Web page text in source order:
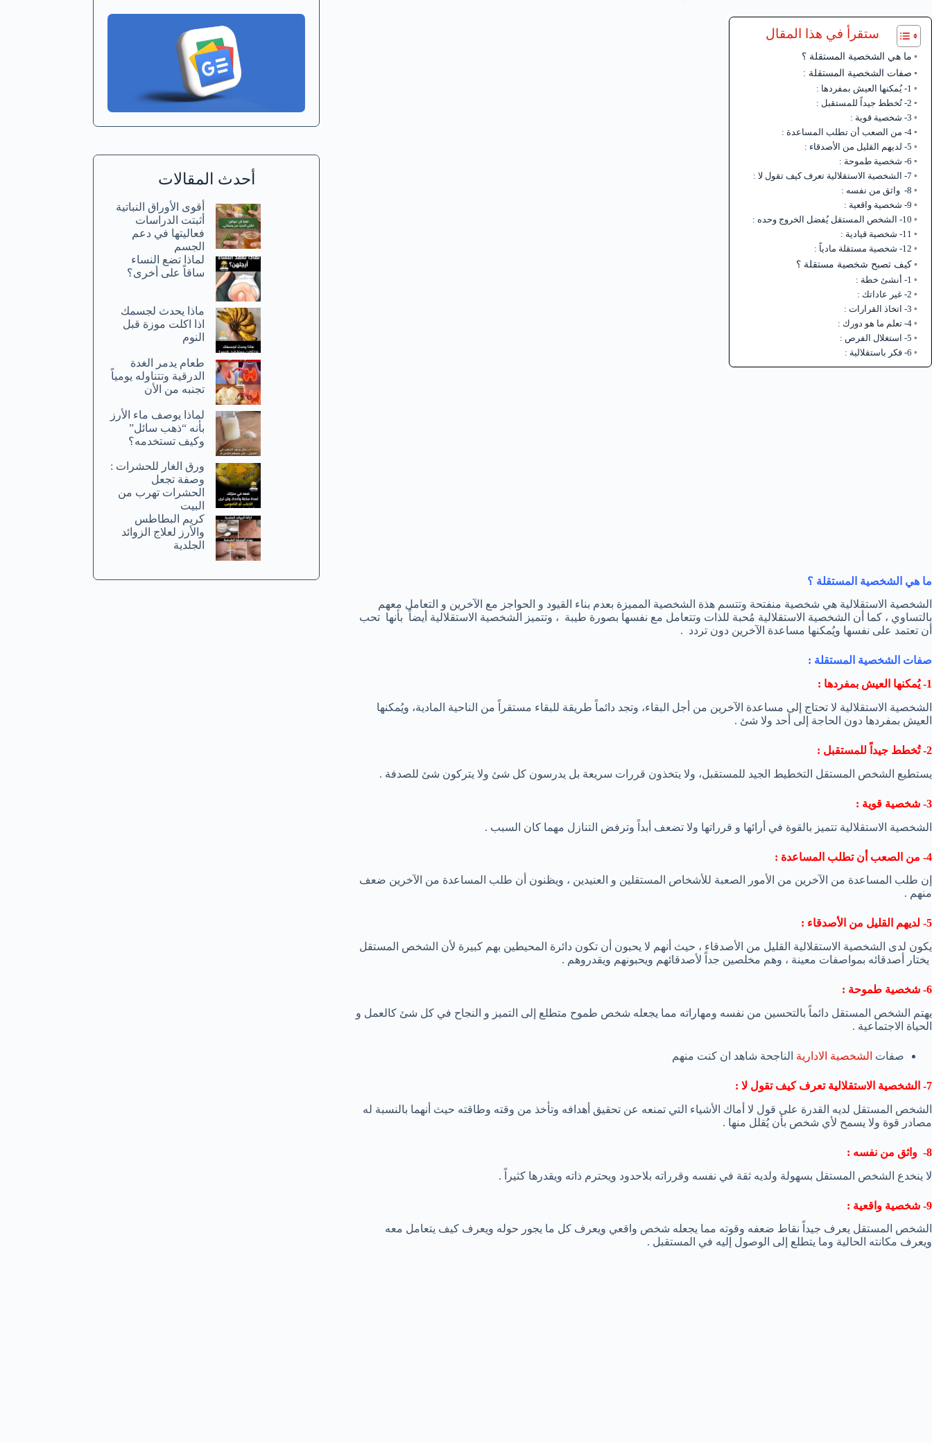
ستقرأ في هذا المقال
ما هي الشخصية المستقلة ؟
صفات الشخصية المستقلة :
1- يُمكنها العيش بمفردها :
2- تُخطط جيداً للمستقبل :
3- شخصية قوية :
4- من الصعب أن تطلب المساعدة :
5- لديهم القليل من الأصدقاء :
6- شخصية طموحة :
7- الشخصية الاستقلالية تعرف كيف تقول لا :
8- واثق من نفسه :
9- شخصية واقعية :
10- الشخص المستقل يُفضل الخروج وحده :
11- شخصية قيادية :
12- شخصية مستقلة مادياً :
كيف تصبح شخصية مستقلة ؟
1- أنشئ خطة :
2- غير عاداتك :
3- اتخاذ القرارات :
4- تعلم ما هو دورك :
5- استغلال الفرص :
6- فكر باستقلالية :
ما هي الشخصية المستقلة ؟
الشخصية الاستقلالية هي شخصية منفتحة وتتسم هذة الشخصية المميزة بعدم بناء القيود و الحواجز مع الآخرين و التعامل معهم
بالتساوي ، كما أن الشخصية الاستقلالية مُحبة للذات وتتعامل مع نفسها بصورة طيبة ، وتتميز الشخصية الاستقلالية أيضاً بأنها تحب
أن تعتمد على نفسها ويُمكنها مساعدة الآخرين دون تردد .
صفات الشخصية المستقلة :
1- يُمكنها العيش بمفردها :
الشخصية الاستقلالية لا تحتاج إلى مساعدة الآخرين من أجل البقاء، وتجد دائماً طريقة للبقاء مستقراً من الناحية المادية، ويُمكنها
العيش بمفردها دون الحاجة إلى أحد ولا شئ .
2- تُخطط جيداً للمستقبل :
يستطيع الشخص المستقل التخطيط الجيد للمستقبل، ولا يتخذون قررات سريعة بل يدرسون كل شئ ولا يتركون شئ للصدفة .
3- شخصية قوية :
الشخصية الاستقلالية تتميز بالقوة في أرائها و قرراتها ولا تضعف أبداً وترفض التنازل مهما كان السبب .
4- من الصعب أن تطلب المساعدة :
إن طلب المساعدة من الآخرين من الأمور الصعبة للأشخاص المستقلين و العنيدين ، ويظنون أن طلب المساعدة من الآخرين ضعف
منهم .
5- لديهم القليل من الأصدقاء :
يكون لدى الشخصية الاستقلالية القليل من الأصدقاء ، حيث أنهم لا يحبون أن تكون دائرة المحيطين بهم كبيرة لأن الشخص المستقل
يختار أصدقائه بمواصفات معينة ، وهم مخلصين جداً لأصدقائهم ويحبونهم ويقدروهم .
6- شخصية طموحة :
يهتم الشخص المستقل دائماً بالتحسين من نفسه ومهاراته مما يجعله شخص طموح متطلع إلى التميز و النجاح في كل شئ كالعمل و
الحياة الاجتماعية .
صفات الشخصية الادارية الناجحة شاهد ان كنت منهم
7- الشخصية الاستقلالية تعرف كيف تقول لا :
الشخص المستقل لديه القدرة على قول لا أماك الأشياء التي تمنعه عن تحقيق أهدافه وتأخذ من وقته وطاقته حيث أنهما بالنسبة له
مصادر قوة ولا يسمح لأي شخص بأن يُقلل منها .
8- واثق من نفسه :
لا ينخدع الشخص المستقل بسهولة ولديه ثقة في نفسه وقرراته بلاحدود ويحترم ذاته ويقدرها كثيراً .
9- شخصية واقعية :
الشخص المستقل يعرف جيداً نقاط ضعفه وقوته مما يجعله شخص واقعي ويعرف كل ما يجور حوله ويعرف كيف يتعامل معه
ويعرف مكانته الحالية وما يتطلع إلى الوصول إليه في المستقبل .
أحدث المقالات
أقوى الأوراق النباتية
أثبتت الدراسات
فعاليتها في دعم
الجسم
لماذا تضع النساء
ساقاً على أخرى؟
ماذا يحدث لجسمك
اذا اكلت موزة قبل
النوم
طعام يدمر الغدة
الدرقية وتتناوله يومياً
تجنبه من الأن
لماذا يوصف ماء الأرز
بأنه “ذهب سائل”
وكيف تستخدمه؟
ورق الغار للحشرات :
وصفة تجعل
الحشرات تهرب من
البيت
كريم البطاطس
والأرز لعلاج الزوائد
الجلدية